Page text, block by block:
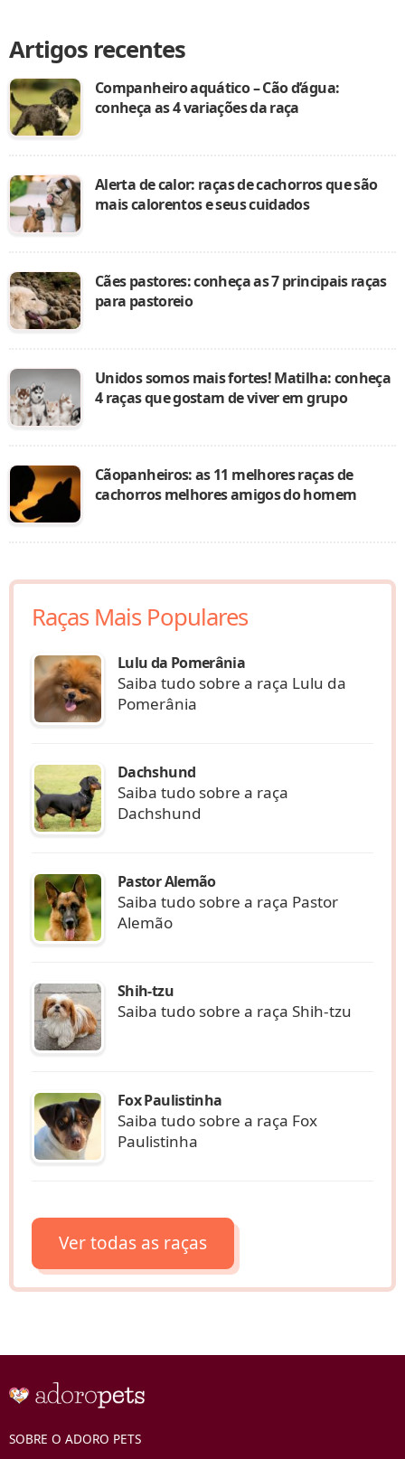
Artigos recentes
Companheiro aquático – Cão d’água:
conheça as 4 variações da raça
Alerta de calor: raças de cachorros que são
mais calorentos e seus cuidados
Cães pastores: conheça as 7 principais raças
para pastoreio
Unidos somos mais fortes! Matilha: conheça
4 raças que gostam de viver em grupo
Cãopanheiros: as 11 melhores raças de
cachorros melhores amigos do homem
Raças Mais Populares
Lulu da Pomerânia
Saiba tudo sobre a raça Lulu da
Pomerânia
Dachshund
Saiba tudo sobre a raça
Dachshund
Pastor Alemão
Saiba tudo sobre a raça Pastor
Alemão
Shih-tzu
Saiba tudo sobre a raça Shih-tzu
Fox Paulistinha
Saiba tudo sobre a raça Fox
Paulistinha
Ver todas as raças
SOBRE O ADORO PETS